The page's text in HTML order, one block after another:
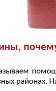
районах.